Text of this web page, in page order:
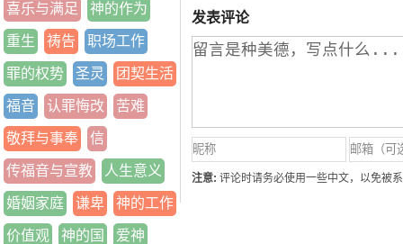
喜乐与满足 神的作为
重生 祷告 职场工作
罪的权势 圣灵 团契生活
福音 认罪悔改 苦难
敬拜与事奉 信
传福音与宣教 人生意义
婚姻家庭 谦卑 神的工作
价值观 神的国 爱神
发表评论
注意: 评论时请务必使用一些中文，以免被